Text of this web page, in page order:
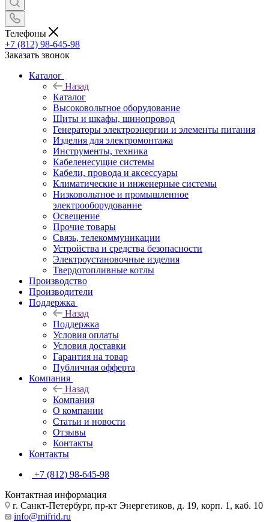
Телефоны
+7 (812) 98-645-98
Заказать звонок
Каталог
Назад
Каталог
Высоковольтное оборудование
Щиты и шкафы, шинопровод
Генераторы электроэнергии и элементы питания
Изделия для электромонтажа
Инструменты, техника
Кабеленесущие системы
Кабели, провода и аксессуары
Климатические и инженерные системы
Низковольтное и промышленное
электрооборудование
Освещение
Прочие товары
Связь, телекоммуникации
Устройства и средства безопасности
Электроустановочные изделия
Твердотопливные котлы
Производство
Производители
Поддержка
Назад
Поддержка
Условия оплаты
Условия доставки
Гарантия на товар
Публичная офферта
Компания
Назад
Компания
О компании
Статьи и новости
Отзывы
Контакты
Контакты
+7 (812) 98-645-98
Контактная информация
г. Санкт-Петербург, пр-кт Энергетиков, д. 19, корп. 1, каб. 10
info@mifrid.ru